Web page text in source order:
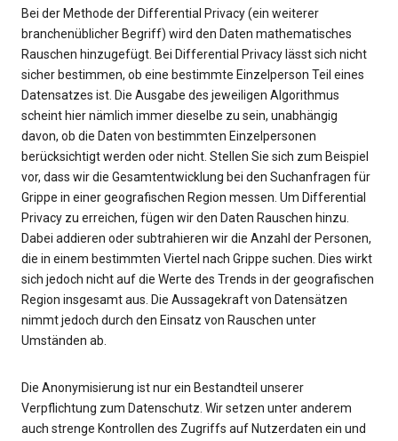
Bei der Methode der Differential Privacy (ein weiterer
branchenüblicher Begriff) wird den Daten mathematisches
Rauschen hinzugefügt. Bei Differential Privacy lässt sich nicht
sicher bestimmen, ob eine bestimmte Einzelperson Teil eines
Datensatzes ist. Die Ausgabe des jeweiligen Algorithmus
scheint hier nämlich immer dieselbe zu sein, unabhängig
davon, ob die Daten von bestimmten Einzelpersonen
berücksichtigt werden oder nicht. Stellen Sie sich zum Beispiel
vor, dass wir die Gesamtentwicklung bei den Suchanfragen für
Grippe in einer geografischen Region messen. Um Differential
Privacy zu erreichen, fügen wir den Daten Rauschen hinzu.
Dabei addieren oder subtrahieren wir die Anzahl der Personen,
die in einem bestimmten Viertel nach Grippe suchen. Dies wirkt
sich jedoch nicht auf die Werte des Trends in der geografischen
Region insgesamt aus. Die Aussagekraft von Datensätzen
nimmt jedoch durch den Einsatz von Rauschen unter
Umständen ab.
Die Anonymisierung ist nur ein Bestandteil unserer
Verpflichtung zum Datenschutz. Wir setzen unter anderem
auch strenge Kontrollen des Zugriffs auf Nutzerdaten ein und